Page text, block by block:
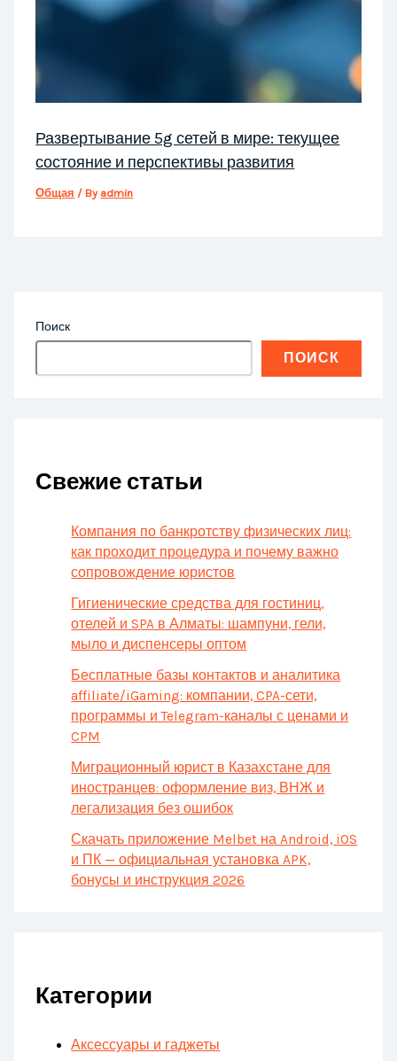
Развертывание 5g сетей в мире: текущее
состояние и перспективы развития
Общая / By admin
Поиск
ПОИСК
Свежие статьи
Компания по банкротству физических лиц:
как проходит процедура и почему важно
сопровождение юристов
Гигиенические средства для гостиниц,
отелей и SPA в Алматы: шампуни, гели,
мыло и диспенсеры оптом
Бесплатные базы контактов и аналитика
affiliate/iGaming: компании, CPA-сети,
программы и Telegram-каналы с ценами и
CPM
Миграционный юрист в Казахстане для
иностранцев: оформление виз, ВНЖ и
легализация без ошибок
Скачать приложение Melbet на Android, iOS
и ПК — официальная установка APK,
бонусы и инструкция 2026
Категории
Аксессуары и гаджеты